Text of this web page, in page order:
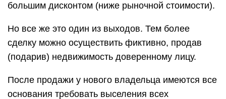
большим дисконтом (ниже рыночной стоимости).
Но все же это один из выходов. Тем более
сделку можно осуществить фиктивно, продав
(подарив) недвижимость доверенному лицу.
После продажи у нового владельца имеются все
основания требовать выселения всех